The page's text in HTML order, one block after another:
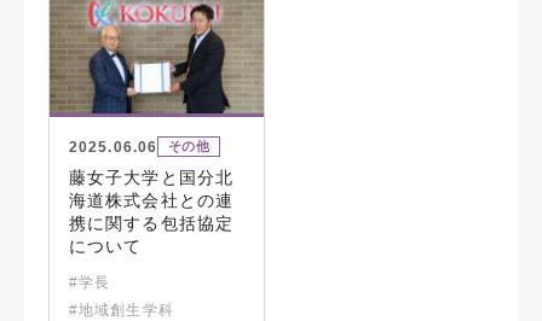
2025.06.06 その他
藤女子大学と国分北
海道株式会社との連
携に関する包括協定
について
#学長
#地域創生学科